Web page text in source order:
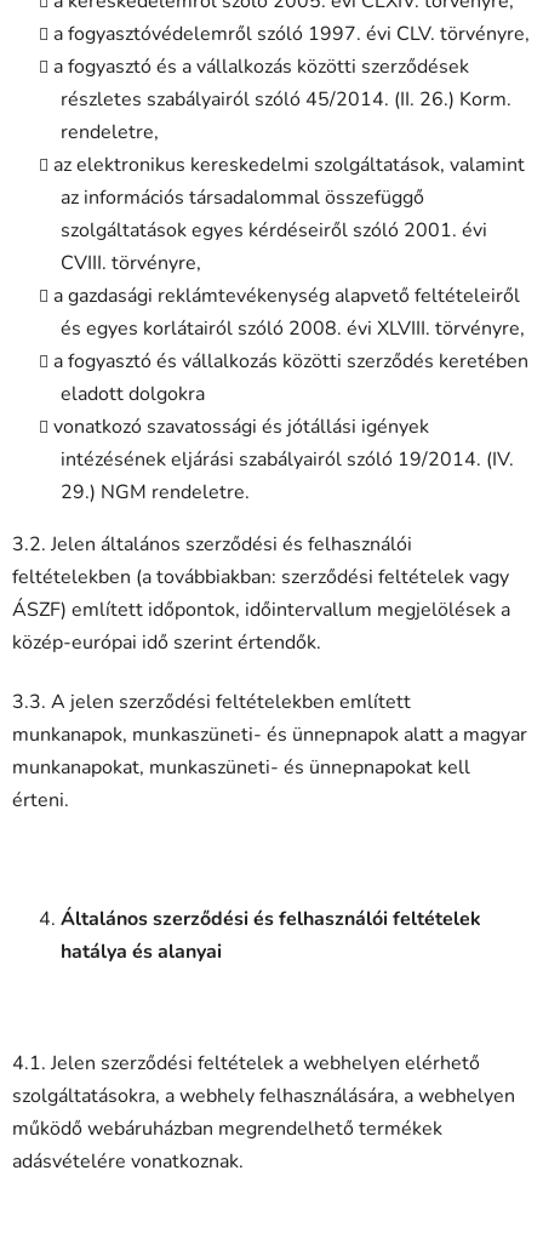
a fogyasztóvédelemről szóló 1997. évi CLV. törvényre,
a fogyasztó és a vállalkozás közötti szerződések
részletes szabályairól szóló 45/2014. (II. 26.) Korm.
rendeletre,
az elektronikus kereskedelmi szolgáltatások, valamint
az információs társadalommal összefüggő
szolgáltatások egyes kérdéseiről szóló 2001. évi
CVIII. törvényre,
a gazdasági reklámtevékenység alapvető feltételeiről
és egyes korlátairól szóló 2008. évi XLVIII. törvényre,
a fogyasztó és vállalkozás közötti szerződés keretében
eladott dolgokra
vonatkozó szavatossági és jótállási igények
intézésének eljárási szabályairól szóló 19/2014. (IV.
29.) NGM rendeletre.
3.2. Jelen általános szerződési és felhasználói
feltételekben (a továbbiakban: szerződési feltételek vagy
ÁSZF) említett időpontok, időintervallum megjelölések a
közép-európai idő szerint értendők.
3.3. A jelen szerződési feltételekben említett
munkanapok, munkaszüneti- és ünnepnapok alatt a magyar
munkanapokat, munkaszüneti- és ünnepnapokat kell
érteni.
Általános szerződési és felhasználói feltételek
hatálya és alanyai
4.1. Jelen szerződési feltételek a webhelyen elérhető
szolgáltatásokra, a webhely felhasználására, a webhelyen
működő webáruházban megrendelhető termékek
adásvételére vonatkoznak.